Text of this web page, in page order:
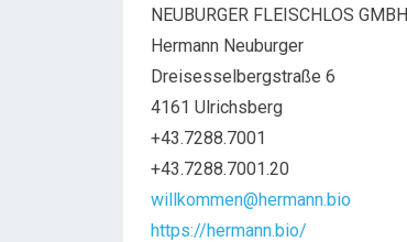
NEUBURGER FLEISCHLOS GMBH
Hermann Neuburger
Dreisesselbergstraße 6
4161 Ulrichsberg
+43.7288.7001
+43.7288.7001.20
willkommen@hermann.bio
https://hermann.bio/